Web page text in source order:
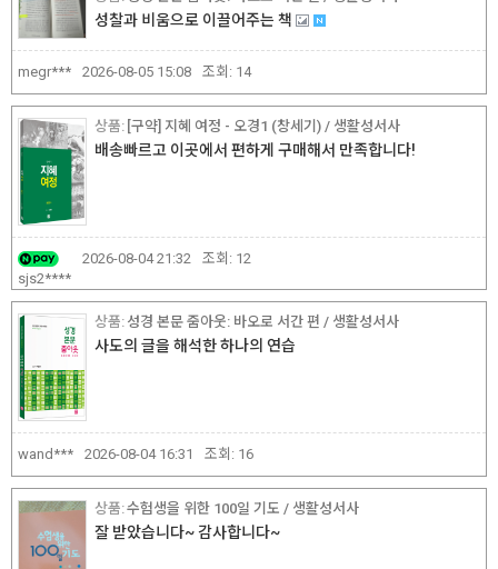
성찰과 비움으로 이끌어주는 책
megr*** 2026-08-05 15:08 조회: 14
[구약] 지혜 여정 - 오경1 (창세기) / 생활성서사
배송빠르고 이곳에서 편하게 구매해서 만족합니다!
sjs2****
2026-08-04 21:32 조회: 12
성경 본문 줌아웃: 바오로 서간 편 / 생활성서사
사도의 글을 해석한 하나의 연습
wand*** 2026-08-04 16:31 조회: 16
수험생을 위한 100일 기도 / 생활성서사
잘 받았습니다~ 감사합니다~